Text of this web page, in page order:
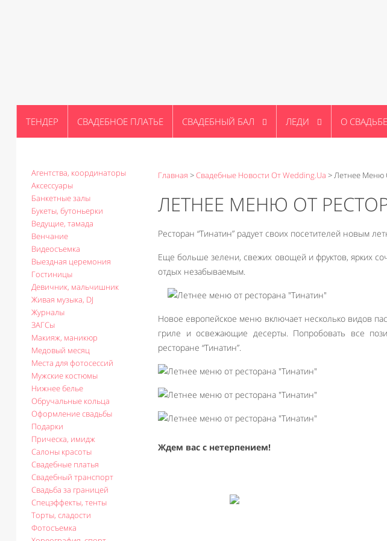
ТЕНДЕР СВАДЕБНОЕ ПЛАТЬЕ СВАДЕБНЫЙ БАЛ ЛЕДИ О СВАДЬБЕ
Агентства, координаторы
Аксессуары
Банкетные залы
Букеты, бутоньерки
Ведущие, тамада
Венчание
Видеосъемка
Выездная церемония
Гостиницы
Девичник, мальчишник
Живая музыка, DJ
Журналы
ЗАГСы
Макияж, маникюр
Медовый месяц
Места для фотосессий
Мужские костюмы
Нижнее белье
Обручальные кольца
Оформление свадьбы
Подарки
Прическа, имидж
Салоны красоты
Свадебные платья
Свадебный транспорт
Свадьба за границей
Спецэффекты, тенты
Торты, сладости
Фотосъемка
Главная >Свадебные Новости От Wedding.ua >Летнее Меню
ЛЕТНЕЕ МЕНЮ ОТ
Ресторан “Тинатин” радует своих посетителей новым
Еще больше зелени, свежих овощей и фруктов, ярких
отдых незабываемым.
Новое европейское меню включает несколько видов
гриле и освежающие десерты. Попробовать все
ресторане “Тинатин”.
Ждем вас с нетерпением!